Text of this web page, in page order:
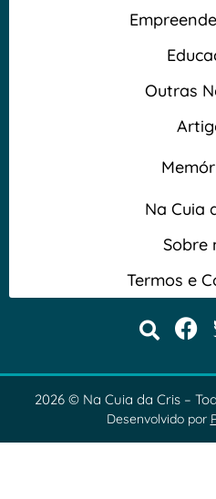
Outras
Na Cuia
Sobre
Termos e
2026 © Na Cuia da Cris –
Desenvolvido por